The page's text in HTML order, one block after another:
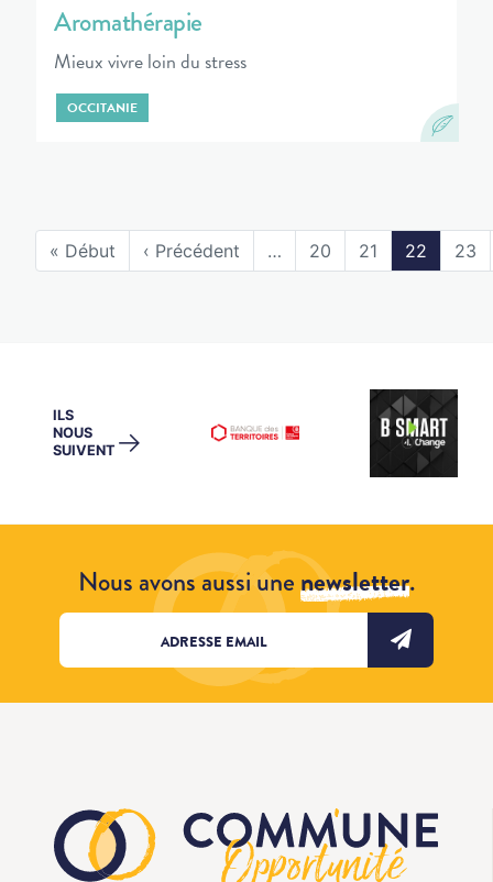
Aromathérapie
Mieux vivre loin du stress
OCCITANIE
« Début ‹ Précédent … 20 21 22 23
ILS
NOUS
SUIVENT →
Nous avons aussi unenewsletter.